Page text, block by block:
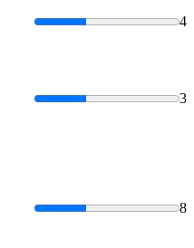
4
3
8